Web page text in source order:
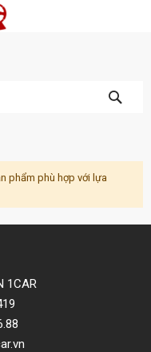
KIẾM
phẩm phù hợp với lựa
1CAR